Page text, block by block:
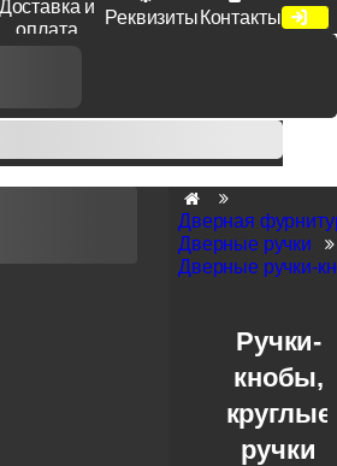
Доставка и
оплата
Реквизиты Контакты
сайте 7% при заказе от 50 тыс. руб
Tupai, Extreza, Melodia, Forme при
Дверная
Дверные ручки
Дверные ручки-
Ручки-
кнобы,
круглые
ручки